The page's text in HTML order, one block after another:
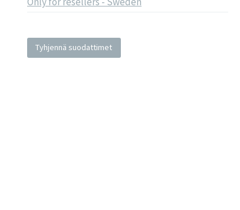
Tyhjennä suodattimet